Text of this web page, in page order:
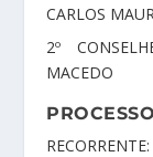
CARLOS
2º
MACEDO